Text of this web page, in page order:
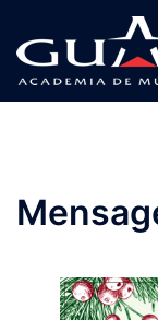
para
conteúdo